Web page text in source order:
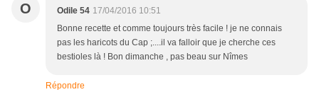
O Odile 54 17/04/2016 10:51
Bonne recette et comme toujours très facile ! je ne connais
pas les haricots du Cap ;....il va falloir que je cherche ces
bestioles là ! Bon dimanche , pas beau sur Nîmes
Répondre